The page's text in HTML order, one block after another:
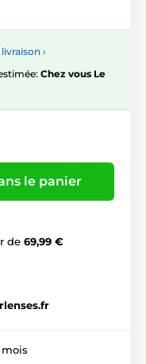
›
Chez vous Le
le panier
de 69,99 €